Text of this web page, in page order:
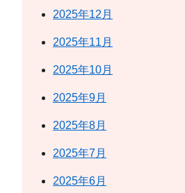
2025年12月
2025年11月
2025年10月
2025年9月
2025年8月
2025年7月
2025年6月